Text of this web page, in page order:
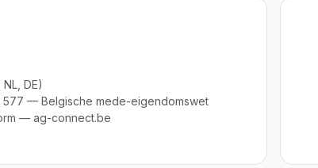
DE)
577 — Belgische mede-eigendomswet
— ag-connect.be